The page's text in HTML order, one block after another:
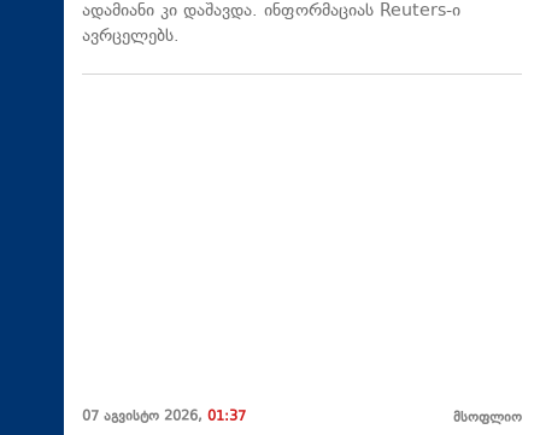
ადამიანი კი დაშავდა. ინფორმაციას Reuters-ი
ავრცელებს.
07 აგვისტო 2026, 01:37 მსოფლიო